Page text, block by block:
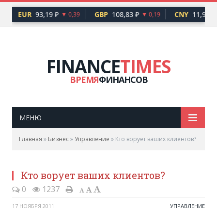
EUR 93,19 ₽ ▼ 0,39 GBP 108,83 ₽ ▼ 0,19 CNY 11,97 ₽
FINANCETIMES
ВРЕМЯФИНАНСОВ
МЕНЮ
Главная » Бизнес»Управление » Кто ворует ваших клиентов?
Кто ворует ваших клиентов?
0 1237
17 НОЯБРЯ 2011 УПРАВЛЕНИЕ